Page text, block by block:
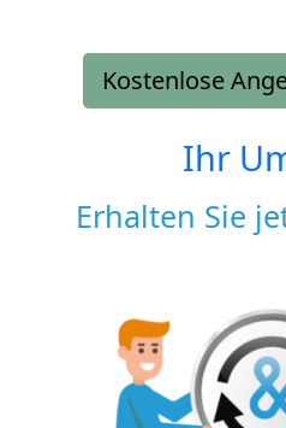
Kostenlose
Ihr
Erhalten Sie